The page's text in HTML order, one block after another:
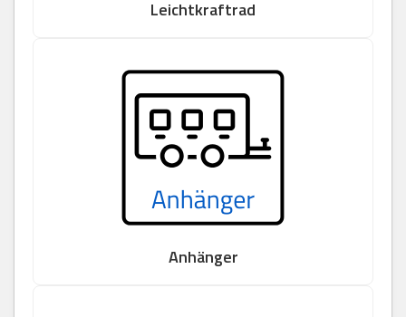
Leichtkraftrad
Anhänger